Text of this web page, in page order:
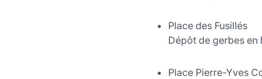
Place des Fusillés
Dépôt de gerbes en
Place Pierre-Yves